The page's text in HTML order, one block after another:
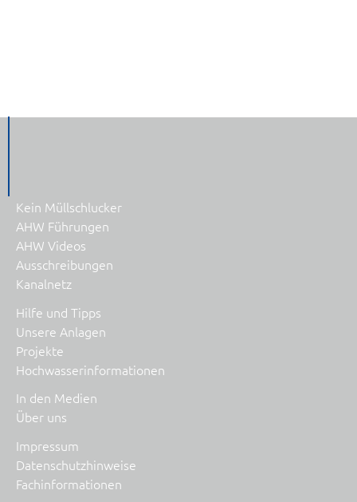
Kein Müllschlucker
AHW Führungen
AHW Videos
Ausschreibungen
Kanalnetz
Hilfe und Tipps
Unsere Anlagen
Projekte
Hochwasserinformationen
In den Medien
Über uns
Impressum
Datenschutzhinweise
Fachinformationen